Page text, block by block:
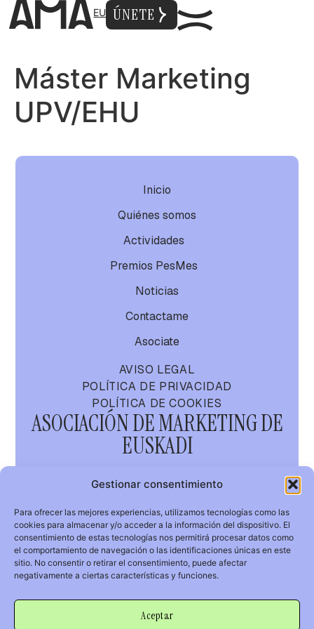
Gestionar consentimiento
Para ofrecer las mejores experiencias, utilizamos tecnologías como las
cookies para almacenar y/o acceder a la información del dispositivo. El
consentimiento de estas tecnologías nos permitirá procesar datos como
el comportamiento de navegación o las identificaciones únicas en este
sitio. No consentir o retirar el consentimiento, puede afectar
negativamente a ciertas características y funciones.
Aceptar
EU ÚNETE
Máster Marketing
UPV/EHU
Inicio
Quiénes somos
Actividades
Premios PesMes
Noticias
Contactame
Asociate
AVISO LEGAL
POLÍTICA DE PRIVACIDAD
POLÍTICA DE COOKIES
ASOCIACIÓN DE MARKETING DE
EUSKADI
AMA
GURE MARKETIN
KOMUNITATEA
info@asociacionmarketing.com